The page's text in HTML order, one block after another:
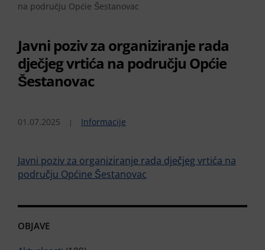
na području Općie Šestanovac
Javni poziv za organiziranje rada
dječjeg vrtića na području Općie
Šestanovac
01.07.2025 Informacije
Javni poziv za organiziranje rada dječjeg vrtića na
području Općine Šestanovac
OBJAVE